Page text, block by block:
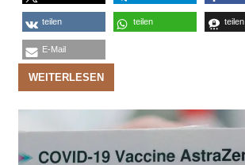
teilen teilen teilen
E-Mail
WEITERLESEN